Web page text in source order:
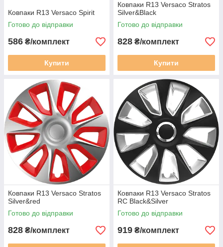
Ковпаки R13 Versaco Spirit
Готово до відправки
586 ₴/комплект
Купити
Ковпаки R13 Versaco Stratos
Silver&Black
Готово до відправки
828 ₴/комплект
Купити
Ковпаки R13 Versaco Stratos
Silver&red
Готово до відправки
828 ₴/комплект
Ковпаки R13 Versaco Stratos
RC Black&Silver
Готово до відправки
919 ₴/комплект